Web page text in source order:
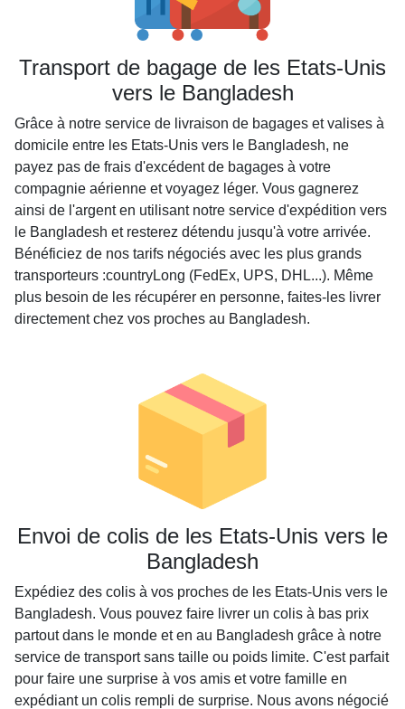
Transport de bagage de les Etats-Unis
vers le Bangladesh
Grâce à notre service de livraison de bagages et valises à
domicile entre les Etats-Unis vers le Bangladesh, ne
payez pas de frais d'excédent de bagages à votre
compagnie aérienne et voyagez léger. Vous gagnerez
ainsi de l'argent en utilisant notre service d'expédition vers
le Bangladesh et resterez détendu jusqu'à votre arrivée.
Bénéficiez de nos tarifs négociés avec les plus grands
transporteurs :countryLong (FedEx, UPS, DHL...). Même
plus besoin de les récupérer en personne, faites-les livrer
directement chez vos proches au Bangladesh.
Envoi de colis de les Etats-Unis vers le
Bangladesh
Expédiez des colis à vos proches de les Etats-Unis vers le
Bangladesh. Vous pouvez faire livrer un colis à bas prix
partout dans le monde et en au Bangladesh grâce à notre
service de transport sans taille ou poids limite. C'est parfait
pour faire une surprise à vos amis et votre famille en
expédiant un colis rempli de surprise. Nous avons négocié